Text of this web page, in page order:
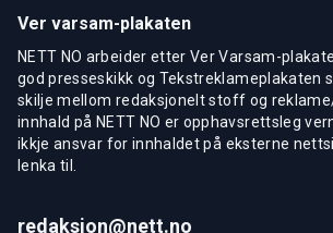
Ver varsam-plakaten
NETT NO arbeider etter Ver Varsam-
god presseskikk og Tekstreklameplakaten
skilje mellom redaksjonelt stoff og
innhald på NETT NO er opphavsrettsleg
ikkje ansvar for innhaldet på eksterne
lenka til.
redaksjon@nett.no